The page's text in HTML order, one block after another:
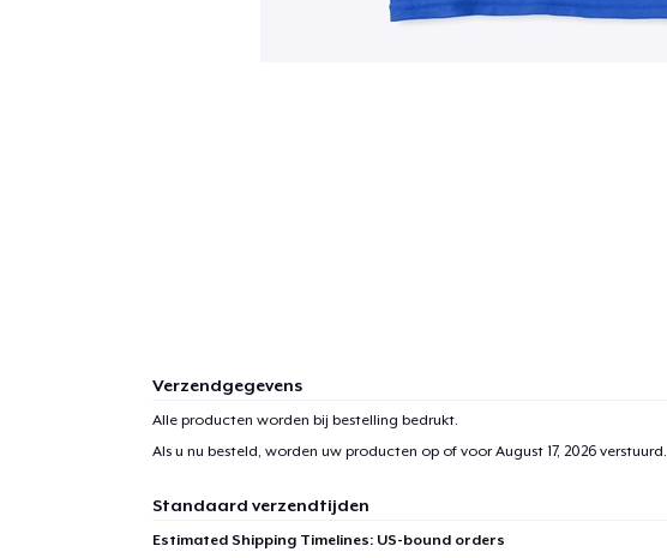
Verzendgegevens
Alle producten worden bij bestelling bedrukt.
Als u nu besteld, worden uw producten op of voorAugust 17, 2026verstuurd.
Standaard verzendtijden
Estimated Shipping Timelines: US-bound orders